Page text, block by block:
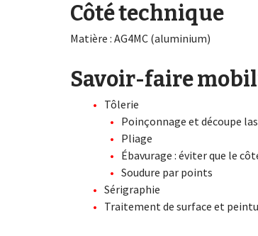
Côté technique
Matière : AG4MC (aluminium)
Savoir-faire
Tôlerie
Poinçonnage et découpe
Pliage
Ébavurage : éviter que le
Soudure par points
Sérigraphie
Traitement de surface et